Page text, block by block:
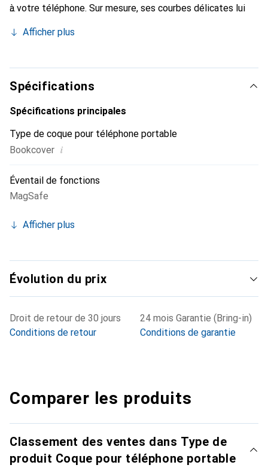
à votre téléphone. Sur mesure, ses courbes délicates lui
l'accessoire élégant et indispensable pour votre
produits de haute qualité, la marque Noreve est un choix
sûr pour une clientèle exigeante.
Afficher plus
Spécifications
Spécifications principales
Type de coque pour téléphone portable
Bookcover i
Éventail de fonctions
MagSafe
Afficher plus
Évolution du prix
Droit de retour de 30 jours
Conditions de retour
24 mois Garantie (Bring-in)
Conditions de garantie
Comparer les produits
Classement des ventes dans Type de
produit Coque pour téléphone portable